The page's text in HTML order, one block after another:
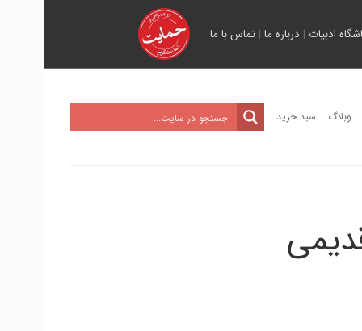
ادبیات | درباره ما |تماس با ما
وبلاگ سبد خرید